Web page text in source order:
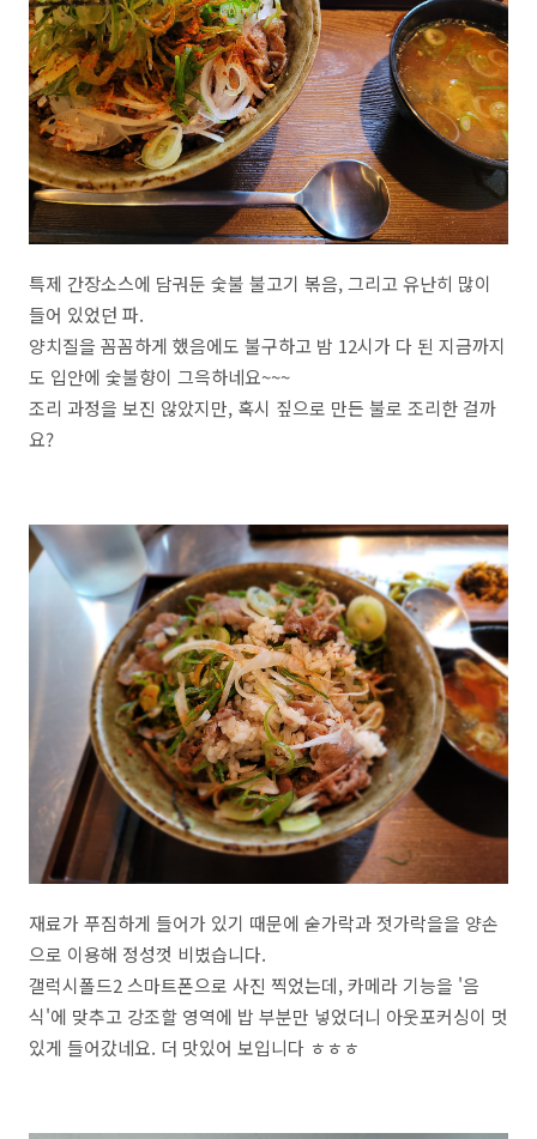
특제 간장소스에 담궈둔 숯불 불고기 볶음, 그리고 유난히 많이
들어 있었던 파.
양치질을 꼼꼼하게 했음에도 불구하고 밤 12시가 다 된 지금까지
도 입안에 숯불향이 그윽하네요~~~
조리 과정을 보진 않았지만, 혹시 짚으로 만든 불로 조리한 걸까
요?
재료가 푸짐하게 들어가 있기 때문에 숟가락과 젓가락을을 양손
으로 이용해 정성껏 비볐습니다.
갤럭시폴드2 스마트폰으로 사진 찍었는데, 카메라 기능을 '음
식'에 맞추고 강조할 영역에 밥 부분만 넣었더니 아웃포커싱이 멋
있게 들어갔네요. 더 맛있어 보입니다 ㅎㅎㅎ